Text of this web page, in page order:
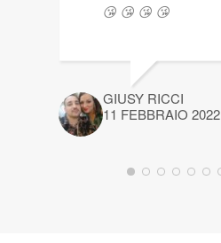
😘 😘 😘 😘
GIUSY RICCI
11 FEBBRAIO 2022